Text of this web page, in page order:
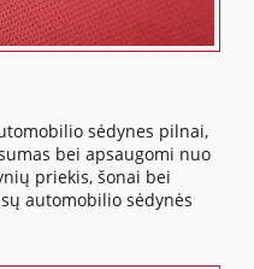
sėdynes pilnai,
bei apsaugomi nuo
priekis, šonai bei
automobilio sėdynės